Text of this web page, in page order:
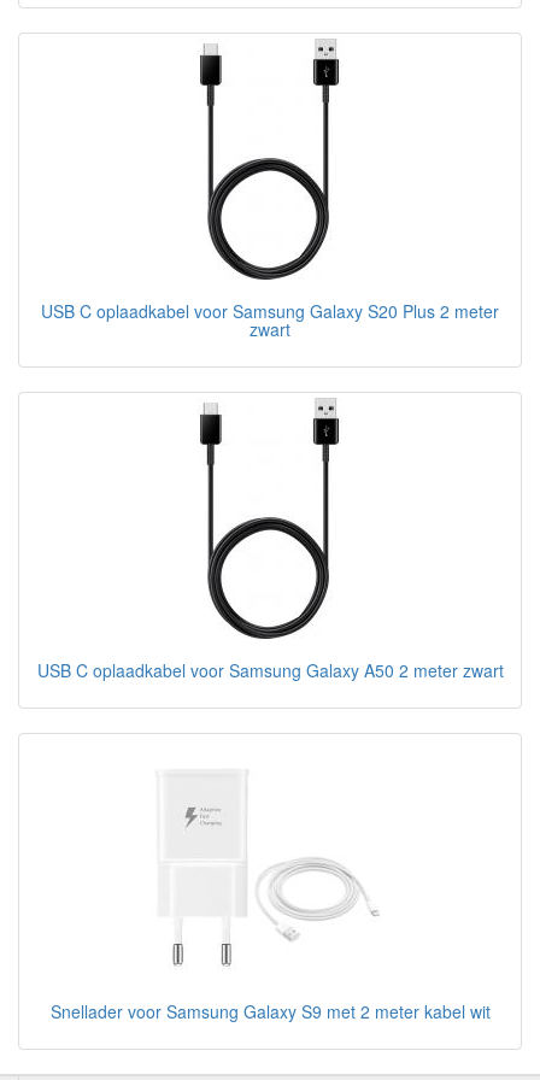
USB C oplaadkabel voor Samsung Galaxy S20 Plus 2 meter
zwart
USB C oplaadkabel voor Samsung Galaxy A50 2 meter zwart
Snellader voor Samsung Galaxy S9 met 2 meter kabel wit